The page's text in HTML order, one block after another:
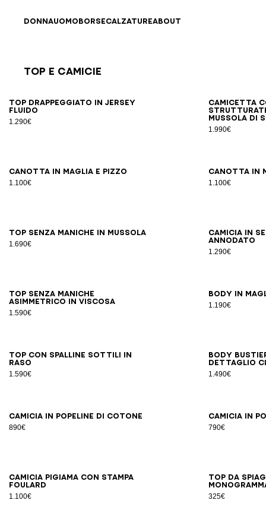
DONNAUOMOBORSECALZATUREABOUT
Top E Camicie
Top drappeggiato in jersey
fluido
1.290€
3436384042
Camicetta
strutturate
mussola di
1.990€
Canotta in maglia e pizzo
1.100€
3436384042 Canotta in
1.100€
Top senza maniche in mussola
1.690€
343638 4042
Camicia in
annodato
1.290€
Top senza maniche
asimmetrico in viscosa
1.590€
3436 Body in
1.190€
Top con spalline sottili in
raso
1.590€
343638 4042
Body
dettaglio
1.490€
Camicia in popeline di cotone
890€
343638 40424446 Camicia in
790€
Camicia pigiama con stampa
Foulard
1.100€
3436384042
Top da
325€